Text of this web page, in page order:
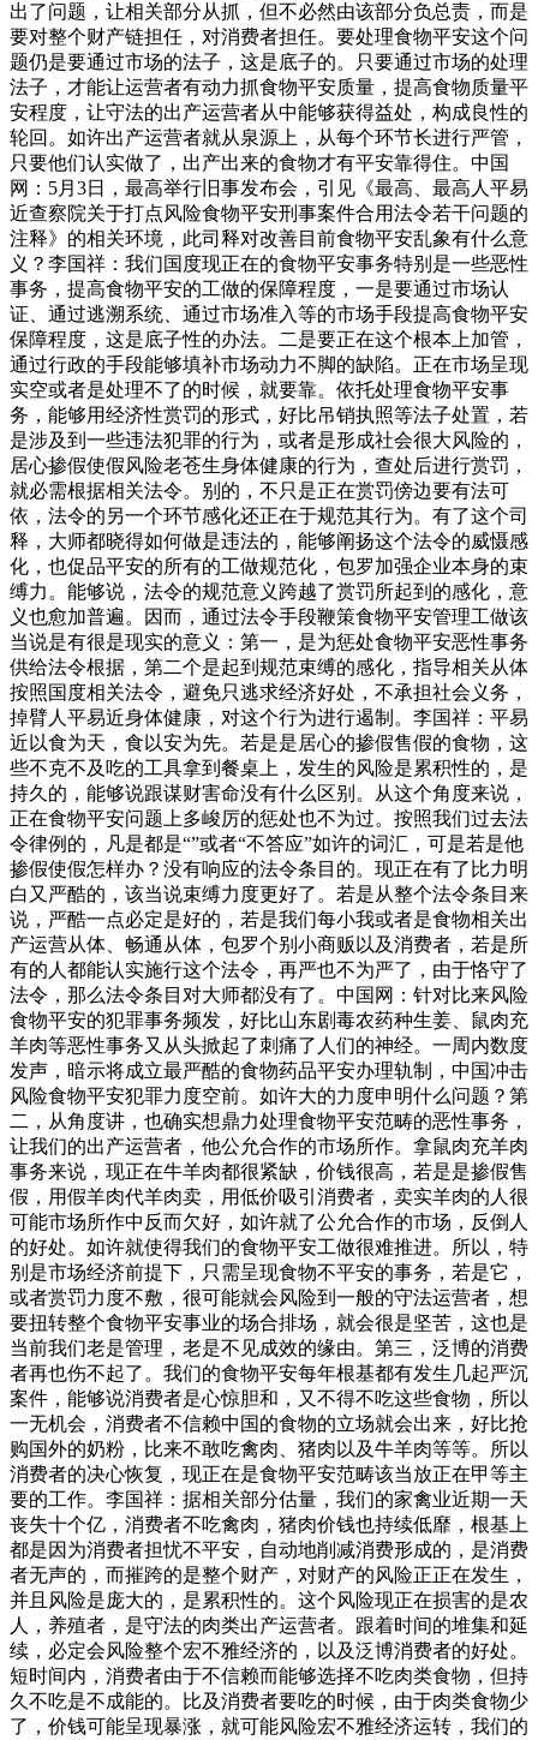
出了问题，让相关部分从抓，但不必然由该部分负总责，而是
要对整个财产链担任，对消费者担任。要处理食物平安这个问
题仍是要通过市场的法子，这是底子的。只要通过市场的处理
法子，才能让运营者有动力抓食物平安质量，提高食物质量平
安程度，让守法的出产运营者从中能够获得益处，构成良性的
轮回。如许出产运营者就从泉源上，从每个环节长进行严管，
只要他们认实做了，出产出来的食物才有平安靠得住。中国
网：5月3日，最高举行旧事发布会，引见《最高、最高人平易
近查察院关于打点风险食物平安刑事案件合用法令若干问题的
注释》的相关环境，此司释对改善目前食物平安乱象有什么意
义？李国祥：我们国度现正在的食物平安事务特别是一些恶性
事务，提高食物平安的工做的保障程度，一是要通过市场认
证、通过逃溯系统、通过市场准入等的市场手段提高食物平安
保障程度，这是底子性的办法。二是要正在这个根本上加管，
通过行政的手段能够填补市场动力不脚的缺陷。正在市场呈现
实空或者是处理不了的时候，就要靠。依托处理食物平安事
务，能够用经济性赏罚的形式，好比吊销执照等法子处置，若
是涉及到一些违法犯罪的行为，或者是形成社会很大风险的，
居心掺假使假风险老苍生身体健康的行为，查处后进行赏罚，
就必需根据相关法令。别的，不只是正在赏罚傍边要有法可
依，法令的另一个环节感化还正在于规范其行为。有了这个司
释，大师都晓得如何做是违法的，能够阐扬这个法令的威慑感
化，也促品平安的所有的工做规范化，包罗加强企业本身的束
缚力。能够说，法令的规范意义跨越了赏罚所起到的感化，意
义也愈加普遍。因而，通过法令手段鞭策食物平安管理工做该
当说是有很是现实的意义：第一，是为惩处食物平安恶性事务
供给法令根据，第二个是起到规范束缚的感化，指导相关从体
按照国度相关法令，避免只逃求经济好处，不承担社会义务，
掉臂人平易近身体健康，对这个行为进行遏制。李国祥：平易
近以食为天，食以安为先。若是是居心的掺假售假的食物，这
些不克不及吃的工具拿到餐桌上，发生的风险是累积性的，是
持久的，能够说跟谋财害命没有什么区别。从这个角度来说，
正在食物平安问题上多峻厉的惩处也不为过。按照我们过去法
令律例的，凡是都是“”或者“不答应”如许的词汇，可是若是他
掺假使假怎样办？没有响应的法令条目的。现正在有了比力明
白又严酷的，该当说束缚力度更好了。若是从整个法令条目来
说，严酷一点必定是好的，若是我们每小我或者是食物相关出
产运营从体、畅通从体，包罗个别小商贩以及消费者，若是所
有的人都能认实施行这个法令，再严也不为严了，由于恪守了
法令，那么法令条目对大师都没有了。中国网：针对比来风险
食物平安的犯罪事务频发，好比山东剧毒农药种生姜、鼠肉充
羊肉等恶性事务又从头掀起了刺痛了人们的神经。一周内数度
发声，暗示将成立最严酷的食物药品平安办理轨制，中国冲击
风险食物平安犯罪力度空前。如许大的力度申明什么问题？第
二，从角度讲，也确实想鼎力处理食物平安范畴的恶性事务，
让我们的出产运营者，他公允合作的市场所作。拿鼠肉充羊肉
事务来说，现正在牛羊肉都很紧缺，价钱很高，若是是掺假售
假，用假羊肉代羊肉卖，用低价吸引消费者，卖实羊肉的人很
可能市场所作中反而欠好，如许就了公允合作的市场，反倒人
的好处。如许就使得我们的食物平安工做很难推进。所以，特
别是市场经济前提下，只需呈现食物不平安的事务，若是它，
或者赏罚力度不敷，很可能就会风险到一般的守法运营者，想
要扭转整个食物平安事业的场合排场，就会很是坚苦，这也是
当前我们老是管理，老是不见成效的缘由。第三，泛博的消费
者再也伤不起了。我们的食物平安每年根基都有发生几起严沉
案件，能够说消费者是心惊胆和，又不得不吃这些食物，所以
一无机会，消费者不信赖中国的食物的立场就会出来，好比抢
购国外的奶粉，比来不敢吃禽肉、猪肉以及牛羊肉等等。所以
消费者的决心恢复，现正在是食物平安范畴该当放正在甲等主
要的工作。李国祥：据相关部分估量，我们的家禽业近期一天
丧失十个亿，消费者不吃禽肉，猪肉价钱也持续低靡，根基上
都是因为消费者担忧不平安，自动地削减消费形成的，是消费
者无声的，而摧跨的是整个财产，对财产的风险正正在发生，
并且风险是庞大的，是累积性的。这个风险现正在损害的是农
人，养殖者，是守法的肉类出产运营者。跟着时间的堆集和延
续，必定会风险整个宏不雅经济的，以及泛博消费者的好处。
短时间内，消费者由于不信赖而能够选择不吃肉类食物，但持
久不吃是不成能的。比及消费者要吃的时候，由于肉类食物少
了，价钱可能呈现暴涨，就可能风险宏不雅经济运转，我们的